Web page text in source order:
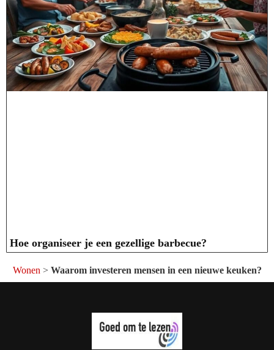
Hoe organiseer je een gezellige barbecue?
Wonen > Waarom investeren mensen in een nieuwe keuken?